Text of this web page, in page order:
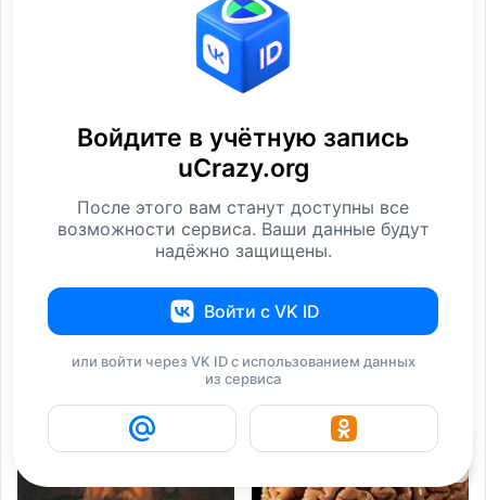
Границы стран, которые
"Подлива" и другие
фразы,
Что представляет из
себя жанр
10 фактов об
аэропортах
Интересное
Войдите в учётную запись
uCrazy.org
После этого вам станут доступны все
возможности сервиса. Ваши данные будут
надёжно защищены.
Войти с VK ID
или войти через VK ID с использованием данных
из сервиса